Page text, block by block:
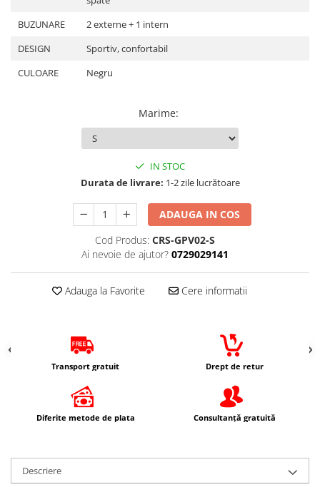
Ochelari de soare
Sepci
Echipament Dama
Incaltaminte dama
Pantaloni dama
TRANSPORT & DEPOZITARE
Geanta furca
Geanta ghidon
Genti laterale
Genti picior
Accesorii cutii Shad
BUZUNARE
2 externe + 1 intern
DESIGN
Sportiv, confortabil
CULOARE
Negru
Marime:
IN STOC
Durata de livrare: 1-2 zile lucrătoare
ADAUGA IN COS
Cod Produs: CRS-GPV02-S
Ai nevoie de ajutor? 0729029141
Adauga la Favorite Cere informatii
Transport gratuit Drept de retur
Diferite metode de plata Consultanță gratuită
Descriere